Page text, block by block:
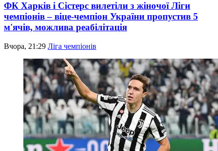
ФК Харків і Сістерс вилетіли з жіночої Ліги
чемпіонів – віце-чемпіон України пропустив 5
м'ячів, можлива реабілітація
Вчора, 21:29 Ліга чемпіонів